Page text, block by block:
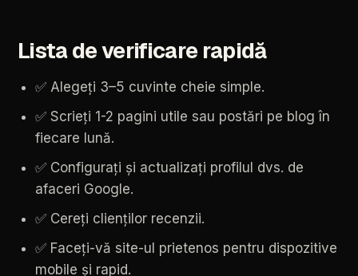
Listadeverificare rapidă
✅ Alegeți 3–5 cuvinte cheie simple.
✅ Scrieți 1-2 pagini utile sau postări pe blog în
fiecare lună.
✅ Configurați și actualizați profilul dvs. de
afaceri Google.
✅ Cereți clienților recenzii.
✅ Faceți-vă site-ul prietenos pentru dispozitive
mobile și rapid.